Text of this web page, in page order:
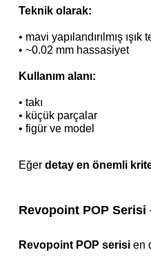
Teknik olarak:
• mavi yapılandırılmış ışık
• ~0.02 mm hassasiyet
Kullanım alanı:
• takı
• küçük parçalar
• figür ve model
Eğer detay en önemli
Revopoint POP Serisi
Revopoint POP serisi en